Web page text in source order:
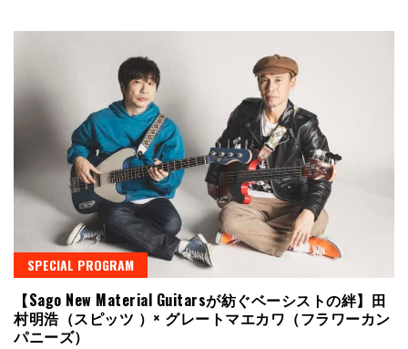
SPECIAL PROGRAM
【Sago New Material Guitarsが紡ぐベーシストの絆】田
村明浩（スピッツ ）× グレートマエカワ（フラワーカン
パニーズ）